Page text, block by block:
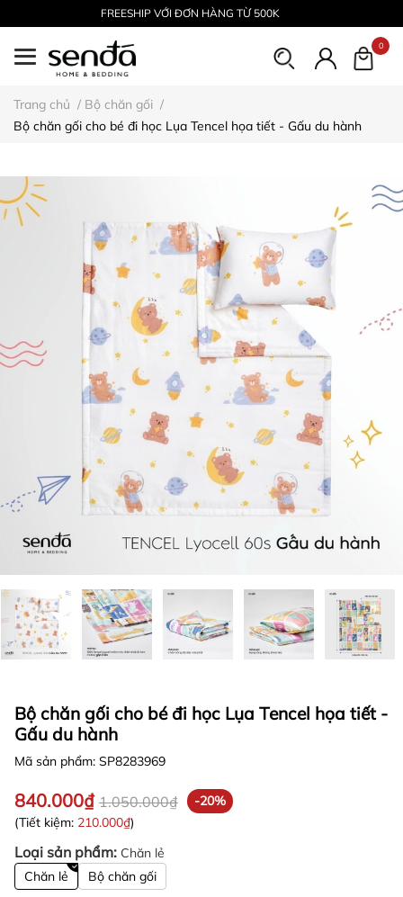
FREESHIP VỚI ĐƠN HÀNG TỪ 500K
0
Trang chủ / Bộ chăn gối /
Bộ chăn gối cho bé đi học Lụa Tencel họa tiết - Gấu du hành
Bộ chăn gối cho bé đi học Lụa Tencel họa tiết -
Gấu du hành
Mã sản phẩm: SP8283969
840.000₫ 1.050.000₫
-20%
(Tiết kiệm: 210.000₫)
Loại sản phẩm: Chăn lẻ
Chăn lẻ
Bộ chăn gối